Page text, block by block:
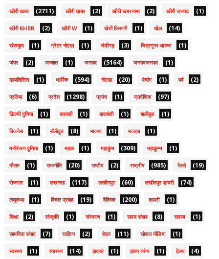
खीरी खबर (2711) खीरी ख़बर (2) खीरी खबरनामा (2) खीरी जनपद (1)
खीरी KHBR (2) खीरी W (1) खेती किसानी (1) खेल (14)
खेलकूद (1) ग्रेटर नोएडा (1) चंडीगढ़ (3) चित्रगुप्त आस्था (1)
जंपर (2) जज्बात (1) जनपद (5164) जनपदजनपद (1)
डायलिसिस (1) धार्मिक (594) नोएडा (20) पंचांग (1) पर्व (2)
प्रतिभा (6) प्रदेश (1298) प्रपंच (1) प्रादेशिक (97)
फ़िल्मी दुनिया (1) बतकही (1) बाराबंकी (1) बालीबुड (1)
बिजनेस (1) बॉलीवुड (8) भाजपा (1) मजहब (1)
मनोरंजन दुनिया (1) महक (1) महाकुंभ (309) महाकुम्भ (1)
मौसम (1) राजनीति (20) राष्टीय (2) राष्ट्रीय (985) रेलवे (19)
रोजगार (1) लखनऊ (117) लखीमपुर (60) लखीमपुर डायरी (74)
लघुकथा (1) विचार प्रवाह (19) वैश्विक (200) शायरी (1)
शिक्षा (2) संस्कृति (1) संस्मरण (1) समय संवाद (8) समाज (1)
सामयिक संवाद (7) साहित्य (2) सेहत (11) सोशल मीडिया (1)
स्वस्थ्य (1) स्वास्थ्य (14) हादसा (1) हास्य व्यंग्य (1) हेल्थ (4)